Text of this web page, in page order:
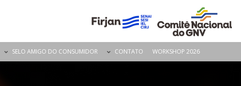
SELO AMIGO DO CONSUMIDOR CONTATO WORKSHOP 2026